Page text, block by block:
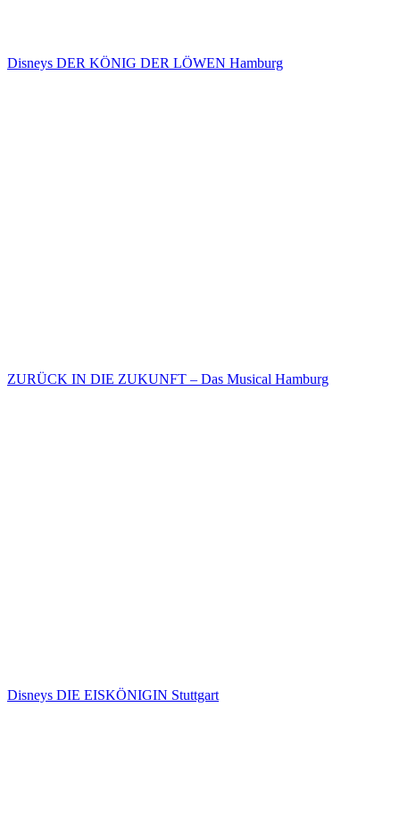
Disneys DER KÖNIG DER LÖWEN Hamburg
ZURÜCK IN DIE ZUKUNFT – Das Musical Hamburg
Disneys DIE EISKÖNIGIN Stuttgart